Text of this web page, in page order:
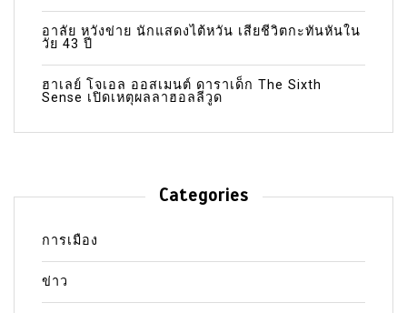
อาลัย หวังข่าย นักแสดงไต้หวัน เสียชีวิตกะทันหันใน
วัย 43 ปี
ฮาเลย์ โจเอล ออสเมนต์ ดาราเด็ก The Sixth
Sense เปิดเหตุผลลาฮอลลีวูด
Categories
การเมือง
ข่าว